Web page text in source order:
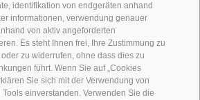
identifikation von endgeräten anhand
informationen, verwendung genauer
von aktiv angeforderten
Es steht Ihnen frei, Ihre Zustimmung zu
zu widerrufen, ohne dass dies zu
führt. Wenn Sie auf „Cookies
Sie sich mit der Verwendung von
einverstanden. Verwenden Sie die
am Laufenden